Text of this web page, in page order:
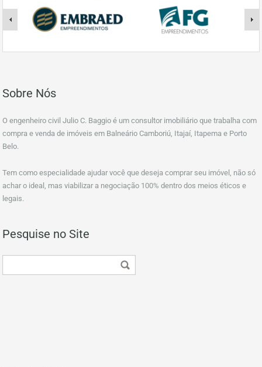
Sobre Nós
O engenheiro civil Julio C. Baggio é um consultor imobiliário que trabalha com
compra e venda de imóveis em Balneário Camboriú, Itajaí, Itapema e Porto
Belo.
Tem como especialidade ajudar você que deseja comprar seu imóvel, não só
achar o ideal, mas viabilizar a negociação 100% dentro dos meios éticos e
legais.
Pesquise no Site